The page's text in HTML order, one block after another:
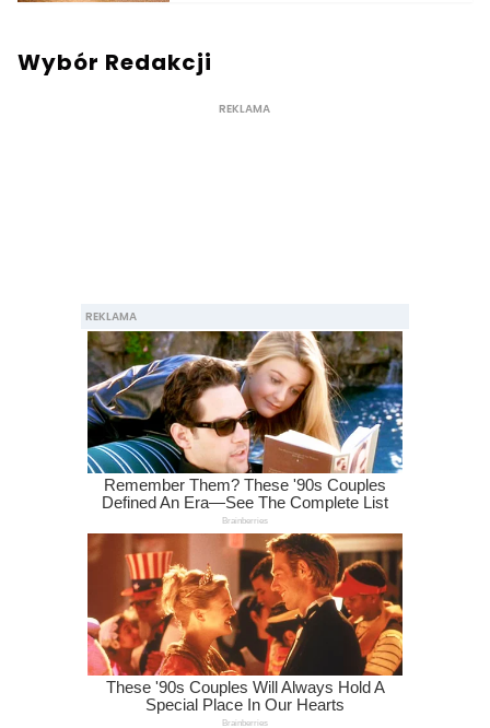
Wybór Redakcji